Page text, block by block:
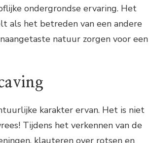
ondergrondse ervaring. Het
als het betreden van een andere
natuur zorgen voor een
karakter ervan. Het is niet
Tijdens het verkennen van de
klauteren over rotsen en